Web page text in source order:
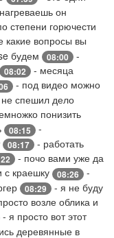
он
степени горючести
какие вопросы вы
будем 08:00
-
08:02
- месяца
- под видео можно
спешил дело
понизить
08:15
-
08:17
- работать
- почо вами уже да
с краешку 08:26
-
08:29
- я не буду
возле облика и
- я просто вот этот
деревянные в